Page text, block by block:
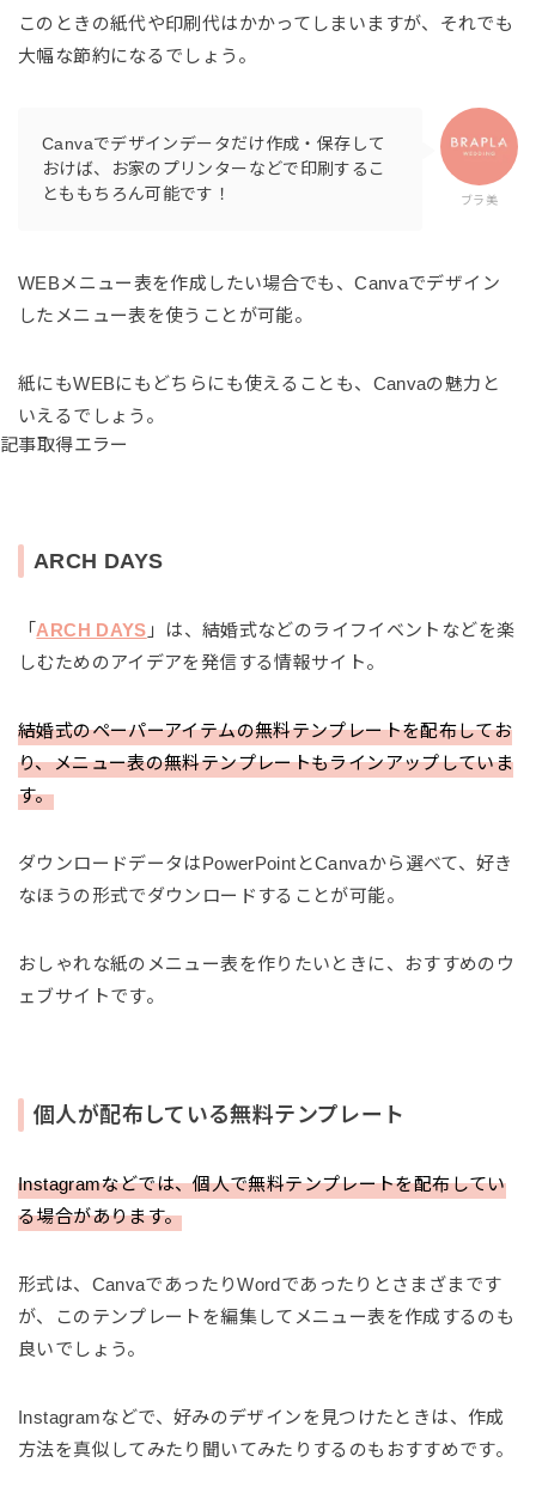
このときの紙代や印刷代はかかってしまいますが、それでも
大幅な節約になるでしょう。
ブラ美
Canvaでデザインデータだけ作成・保存して
おけば、お家のプリンターなどで印刷するこ
とももちろん可能です！
WEBメニュー表を作成したい場合でも、Canvaでデザイン
したメニュー表を使うことが可能。
紙にもWEBにもどちらにも使えることも、Canvaの魅力と
いえるでしょう。
記事取得エラー
ARCH DAYS
「 ARCH DAYS 」は、結婚式などのライフイベントなどを楽
しむためのアイデアを発信する情報サイト。
結婚式のペーパーアイテムの無料テンプレートを配布してお
り、メニュー表の無料テンプレートもラインアップしていま
す。
ダウンロードデータはPowerPointとCanvaから選べて、好き
なほうの形式でダウンロードすることが可能。
おしゃれな紙のメニュー表を作りたいときに、おすすめのウ
ェブサイトです。
個人が配布している無料テンプレート
Instagramなどでは、個人で無料テンプレートを配布してい
る場合があります。
形式は、CanvaであったりWordであったりとさまざまです
が、このテンプレートを編集してメニュー表を作成するのも
良いでしょう。
Instagramなどで、好みのデザインを見つけたときは、作成
方法を真似してみたり聞いてみたりするのもおすすめです。